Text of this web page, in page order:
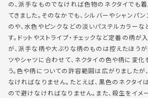
の、派手なものでなければ色物のネクタイでも
てきました。そのなかでも、シルバーやシャンパ
のや、水色やピンクなどの淡いパステルカラーな
す。ドットやストライプ・チェックなど定番の柄
が、派手な柄や大ぶりな柄のものは控えたほうが
ツやシャツに合わせて、ネクタイの色や柄に変化
う。色や柄についての許容範囲は広がりましたが
なければなりません。たとえば、黒色のネクタイ
ので避けなければなりません。また、殺生をイメ